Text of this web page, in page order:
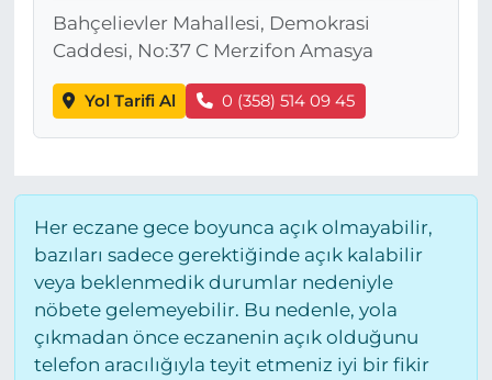
Bahçelievler Mahallesi, Demokrasi
Caddesi, No:37 C Merzifon Amasya
Yol Tarifi Al 0 (358) 514 09 45
Her eczane gece boyunca açık olmayabilir,
bazıları sadece gerektiğinde açık kalabilir
veya beklenmedik durumlar nedeniyle
nöbete gelemeyebilir. Bu nedenle, yola
çıkmadan önce eczanenin açık olduğunu
telefon aracılığıyla teyit etmeniz iyi bir fikir